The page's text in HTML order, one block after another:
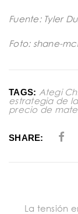
Fuente: Tyler
Foto: shane-
TAGS: Ategi
estrategia de
precio de
SHARE:
La tensión